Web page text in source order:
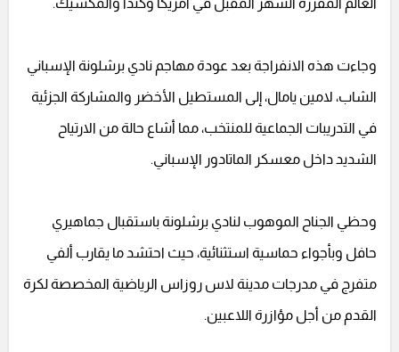
وجاءت هذه الانفراجة بعد عودة مهاجم نادي برشلونة الإسباني
الشاب، لامين يامال، إلى المستطيل الأخضر والمشاركة الجزئية
في التدريبات الجماعية للمنتخب، مما أشاع حالة من الارتياح
الشديد داخل معسكر الماتادور الإسباني.
وحظي الجناح الموهوب لنادي برشلونة باستقبال جماهيري
حافل وبأجواء حماسية استثنائية، حيث احتشد ما يقارب ألفي
متفرج في مدرجات مدينة لاس روزاس الرياضية المخصصة لكرة
القدم من أجل مؤازرة اللاعبين.